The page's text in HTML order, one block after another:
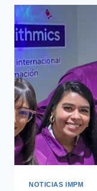
NOTICIAS IMPM